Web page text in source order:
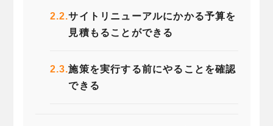
2.2.サイトリニューアルにかかる予算を
見積もることができる
2.3.施策を実行する前にやることを確認
できる